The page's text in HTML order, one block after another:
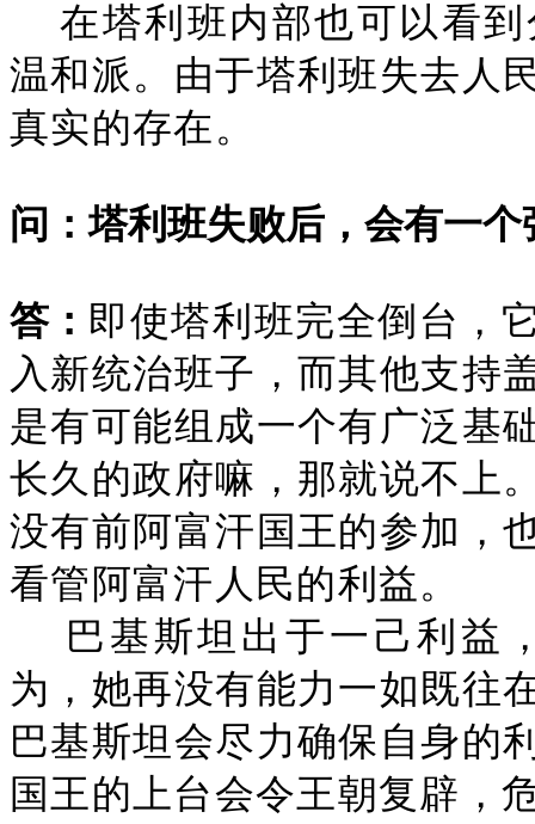
在塔利班内部也可以看
温和派。由于塔利班失去人
真实的存在。
问：塔利班失败后，会有一
答： 即使塔利班完全倒台，
入新统治班子，而其他支持
是有可能组成一个有广泛基
长久的政府嘛，那就说不上
没有前阿富汗国王的参加，
看管阿富汗人民的利益。
巴基斯坦出于一己利益
为，她再没有能力一如既往
巴基斯坦会尽力确保自身的
国王的上台会令王朝复辟，